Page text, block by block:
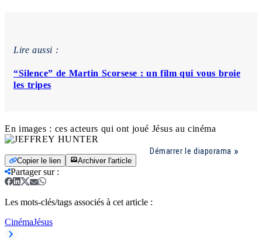
Lire aussi :
“Silence” de Martin Scorsese : un film qui vous broie
les tripes
En images : ces acteurs qui ont joué Jésus au cinéma
Démarrer le diaporama
Copier le lien Archiver l'article
Partager sur:
Les mots-clés/tags associés à cet article :
CinémaJésus